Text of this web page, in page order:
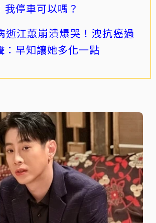
我停車可以嗎？
逝江蕙崩潰爆哭！洩抗癌過
：早知讓她多化一點